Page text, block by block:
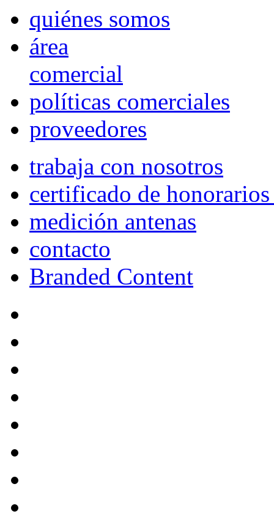
quiénes somos
área
comercial
políticas comerciales
proveedores
trabaja con nosotros
certificado de
medición antenas
contacto
Branded Content